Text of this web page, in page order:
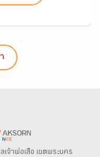
เจ้าพ่อเสือ เขตพระนคร